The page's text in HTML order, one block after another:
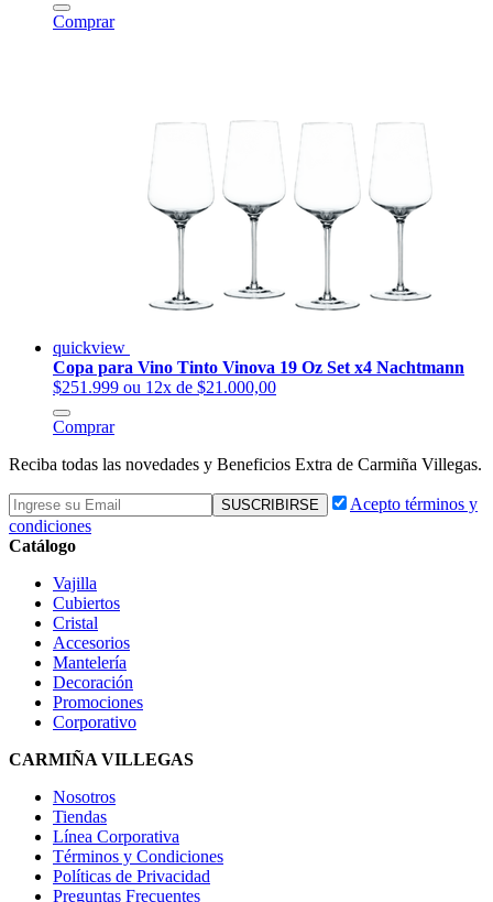
Comprar
quickview
Copa para Vino Tinto Vinova 19 Oz Set x4 Nachtmann
$251.999 ou 12x de $21.000,00
Comprar
Reciba todas las novedades y Beneficios Extra de Carmiña Villegas.
Acepto términos y
condiciones
Catálogo
Vajilla
Cubiertos
Cristal
Accesorios
Mantelería
Decoración
Promociones
Corporativo
CARMIÑA VILLEGAS
Nosotros
Tiendas
Línea Corporativa
Términos y Condiciones
Políticas de Privacidad
Preguntas Frecuentes